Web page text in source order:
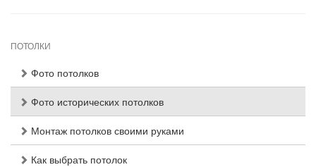
ПОТОЛКИ
Фото потолков
Фото исторических потолков
Монтаж потолков своими руками
Как выбрать потолок